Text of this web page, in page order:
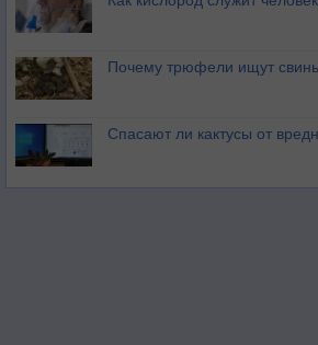
Почему трюфели ищут
Спасают ли кактусы от